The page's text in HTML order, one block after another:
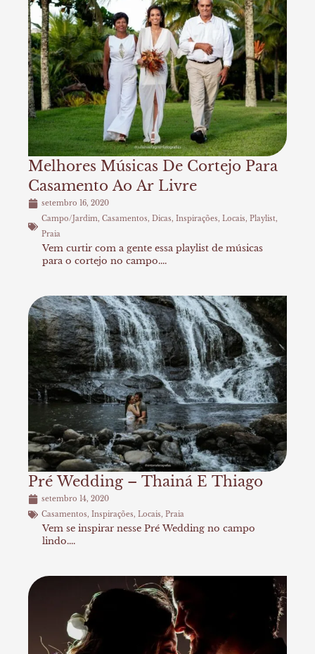
Melhores Músicas De Cortejo Para
Casamento Ao Ar Livre
setembro 16, 2020
Campo/Jardim, Casamentos, Dicas, Inspirações, Locais, Playlist,
Praia
Vem curtir com a gente essa playlist de músicas
para o cortejo no campo....
Pré Wedding – Thainá E Thiago
setembro 14, 2020
Casamentos, Inspirações, Locais, Praia
Vem se inspirar nesse Pré Wedding no campo
lindo....